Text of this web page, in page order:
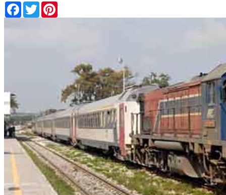
Facebook
Twitter